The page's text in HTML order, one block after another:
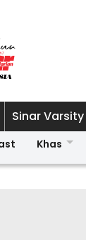
Sinar Varsity
Khas